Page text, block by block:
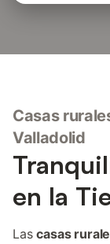
Casas
Valladolid
en la
Lascasas